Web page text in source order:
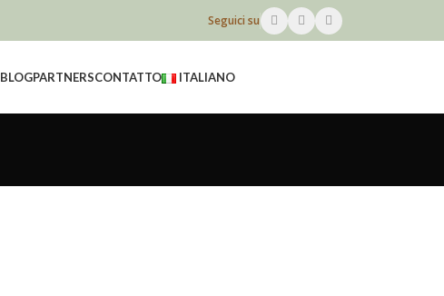
Seguici su
BLOGPARTNERSCONTATTO ITALIANO